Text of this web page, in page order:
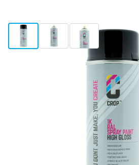
View larger imageView larger imageView larger image
Skickas inom 1-2 dagar
Inkl. moms
Beställ nu, skickas inom 1-2 dagar